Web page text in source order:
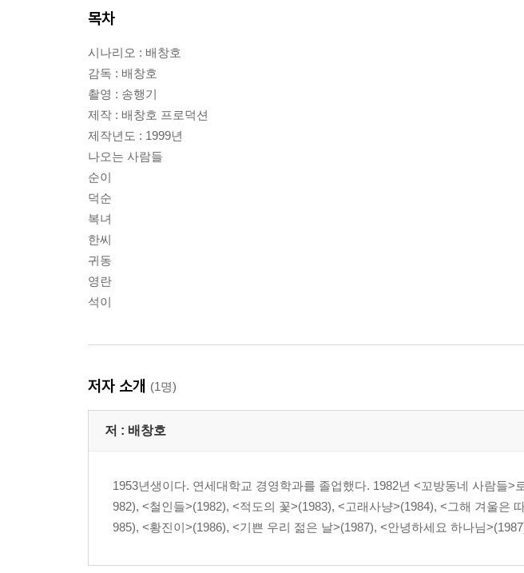
목차
시나리오 : 배창호
감독 : 배창호
촬영 : 송행기
제작 : 배창호 프로덕션
제작년도 : 1999년
나오는 사람들
순이
덕순
복녀
한씨
귀동
영란
석이
저자 소개 (1명)
저 : 배창호
1953년생이다. 연세대학교 경영학과를 졸업했다. 1982년 <꼬방동네 사람들
982), <철인들>(1982), <적도의 꽃>(1983), <고래사냥>(1984), <그해 겨울은
985), <황진이>(1986), <기쁜 우리 젊은 날>(1987), <안녕하세요 하나님